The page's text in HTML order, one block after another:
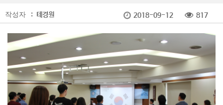
작성자 : 테경원 2018-09-12 817